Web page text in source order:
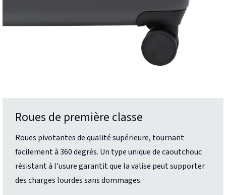
Roues de première classe
Roues pivotantes de qualité supérieure, tournant
facilement à 360 degrés. Un type unique de caoutchouc
résistant à l'usure garantit que la valise peut supporter
des charges lourdes sans dommages.